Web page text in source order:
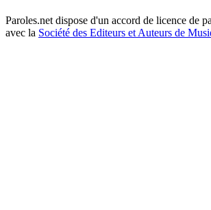
Paroles.net dispose d'un accord de licence de
avec la Société des Editeurs et Auteurs de